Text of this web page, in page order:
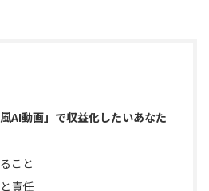
AI動画」で収益化したいあなた
こと
責任